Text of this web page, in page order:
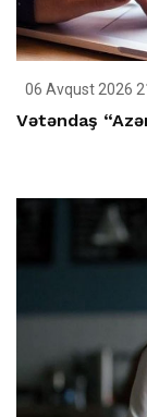
06 Avqust 2026
Vətəndaş